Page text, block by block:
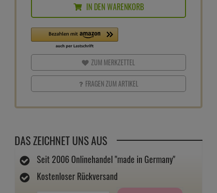
IN DEN WARENKORB
ZUM MERKZETTEL
FRAGEN ZUM ARTIKEL
DAS ZEICHNET UNS AUS
Seit 2006 Onlinehandel "made in Germany"
Kostenloser Rückversand